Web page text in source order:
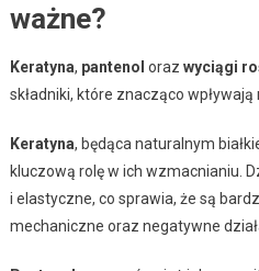
ważne?
Keratyna, pantenol oraz wyciągi
składniki, które znacząco wpływają
Keratyna, będąca naturalnym
kluczową rolę w ich wzmacnianiu.
i elastyczne, co sprawia, że są
mechaniczne oraz negatywne